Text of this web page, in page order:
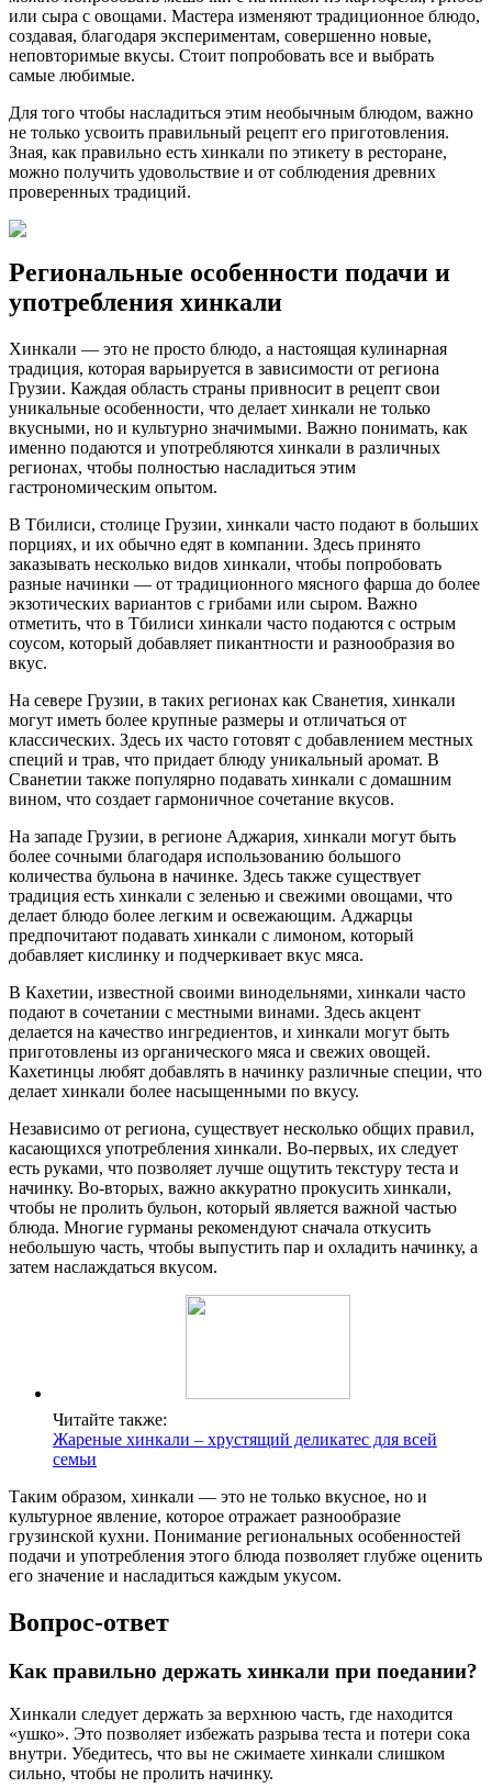
или сыра с овощами. Мастера изменяют традиционное блюдо,
создавая, благодаря экспериментам, совершенно новые,
неповторимые вкусы. Стоит попробовать все и выбрать
самые любимые.
Для того чтобы насладиться этим необычным блюдом, важно
не только усвоить правильный рецепт его приготовления.
Зная, как правильно есть хинкали по этикету в ресторане,
можно получить удовольствие и от соблюдения древних
проверенных традиций.
Региональные особенности подачи и
употребления хинкали
Хинкали — это не просто блюдо, а настоящая кулинарная
традиция, которая варьируется в зависимости от региона
Грузии. Каждая область страны привносит в рецепт свои
уникальные особенности, что делает хинкали не только
вкусными, но и культурно значимыми. Важно понимать, как
именно подаются и употребляются хинкали в различных
регионах, чтобы полностью насладиться этим
гастрономическим опытом.
В Тбилиси, столице Грузии, хинкали часто подают в больших
порциях, и их обычно едят в компании. Здесь принято
заказывать несколько видов хинкали, чтобы попробовать
разные начинки — от традиционного мясного фарша до более
экзотических вариантов с грибами или сыром. Важно
отметить, что в Тбилиси хинкали часто подаются с острым
соусом, который добавляет пикантности и разнообразия во
вкус.
На севере Грузии, в таких регионах как Сванетия, хинкали
могут иметь более крупные размеры и отличаться от
классических. Здесь их часто готовят с добавлением местных
специй и трав, что придает блюду уникальный аромат. В
Сванетии также популярно подавать хинкали с домашним
вином, что создает гармоничное сочетание вкусов.
На западе Грузии, в регионе Аджария, хинкали могут быть
более сочными благодаря использованию большого
количества бульона в начинке. Здесь также существует
традиция есть хинкали с зеленью и свежими овощами, что
делает блюдо более легким и освежающим. Аджарцы
предпочитают подавать хинкали с лимоном, который
добавляет кислинку и подчеркивает вкус мяса.
В Кахетии, известной своими винодельнями, хинкали часто
подают в сочетании с местными винами. Здесь акцент
делается на качество ингредиентов, и хинкали могут быть
приготовлены из органического мяса и свежих овощей.
Кахетинцы любят добавлять в начинку различные специи, что
делает хинкали более насыщенными по вкусу.
Независимо от региона, существует несколько общих правил,
касающихся употребления хинкали. Во-первых, их следует
есть руками, что позволяет лучше ощутить текстуру теста и
начинку. Во-вторых, важно аккуратно прокусить хинкали,
чтобы не пролить бульон, который является важной частью
блюда. Многие гурманы рекомендуют сначала откусить
небольшую часть, чтобы выпустить пар и охладить начинку, а
затем наслаждаться вкусом.
Читайте также:
Жареные хинкали – хрустящий деликатес для всей
семьи
Таким образом, хинкали — это не только вкусное, но и
культурное явление, которое отражает разнообразие
грузинской кухни. Понимание региональных особенностей
подачи и употребления этого блюда позволяет глубже оценить
его значение и насладиться каждым укусом.
Вопрос-ответ
Как правильно держать хинкали при поедании?
Хинкали следует держать за верхнюю часть, где находится
«ушко». Это позволяет избежать разрыва теста и потери сока
внутри. Убедитесь, что вы не сжимаете хинкали слишком
сильно, чтобы не пролить начинку.